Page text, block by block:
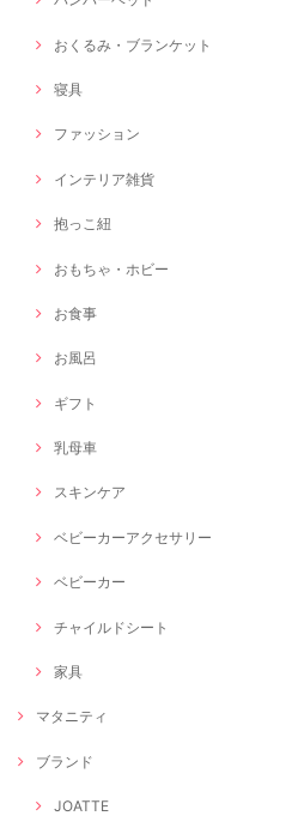
おくるみ・ブランケット
寝具
ファッション
インテリア雑貨
抱っこ紐
おもちゃ・ホビー
お食事
お風呂
ギフト
乳母車
スキンケア
ベビーカーアクセサリー
ベビーカー
チャイルドシート
家具
マタニティ
ブランド
JOATTE